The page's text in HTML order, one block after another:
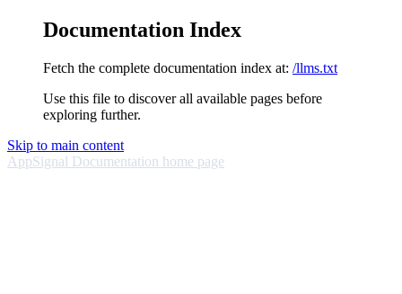
Documentation Index
Fetch the complete documentation index at: /llms.txt
Use this file to discover all available pages before
exploring further.
Skip to main content
AppSignal Documentation home page